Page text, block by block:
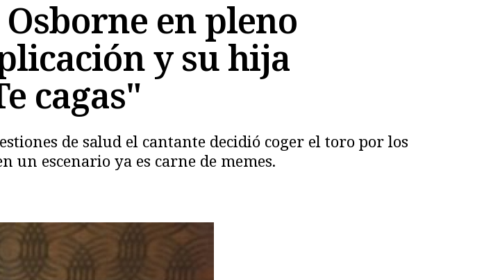
en pleno
y su hija
cagas"
de salud el cantante decidió coger el toro por los
un escenario ya es carne de memes.